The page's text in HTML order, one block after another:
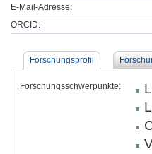
E-Mail-Adresse:
ORCID:
Forschungsprofil
Forschungsschwerpunkte: